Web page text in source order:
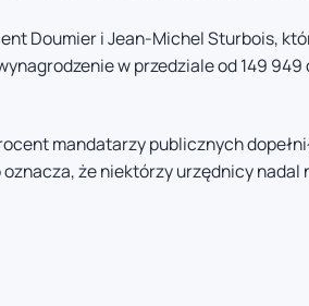
Doumier i Jean-Michel Sturbois,
w przedziale od 149
mandatarzy publicznych
że niektórzy urzędnicy